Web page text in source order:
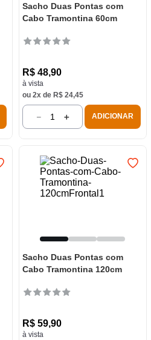
Sacho Duas Pontas com
Cabo Tramontina 60cm
R$ 48,90
à vista
ou 2x de R$ 24,45
＋
－ ADICIONAR
Sacho Duas Pontas com
Cabo Tramontina 120cm
R$ 59,90
à vista